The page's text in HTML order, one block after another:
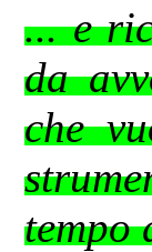
... e
da
che
tempo